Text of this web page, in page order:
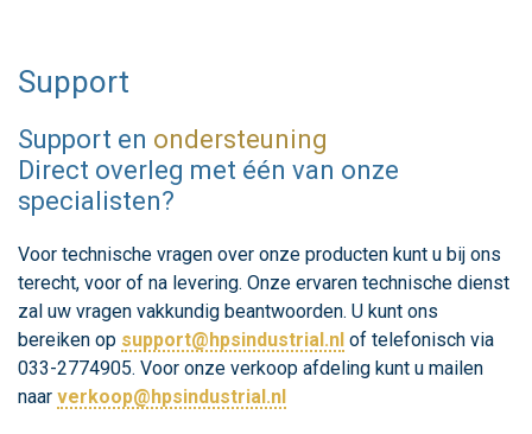
Support
Support en ondersteuning
Direct overleg met één van onze
specialisten?
Voor technische vragen over onze producten kunt u bij ons
terecht, voor of na levering. Onze ervaren technische dienst
zal uw vragen vakkundig beantwoorden. U kunt ons
bereiken op support@hpsindustrial.nl of telefonisch via
033-2774905. Voor onze verkoop afdeling kunt u mailen
naar verkoop@hpsindustrial.nl